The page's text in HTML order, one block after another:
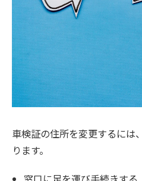
車検証の住所を変更するには
ります。